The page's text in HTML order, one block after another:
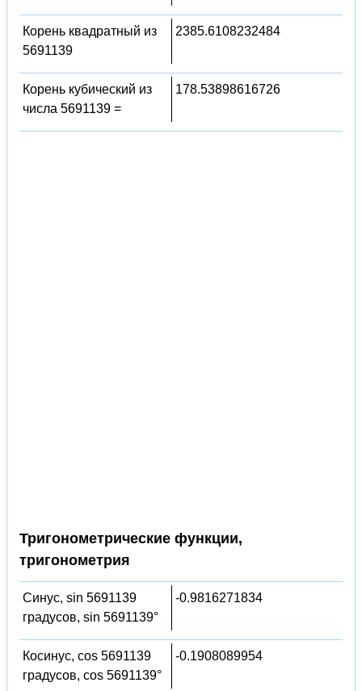
Корень квадратный из
5691139
2385.6108232484
Корень кубический из
числа 5691139 =
178.53898616726
Тригонометрические функции,
тригонометрия
Синус, sin 5691139
градусов, sin 5691139°
-0.9816271834
Косинус, cos 5691139
градусов, cos 5691139°
-0.1908089954